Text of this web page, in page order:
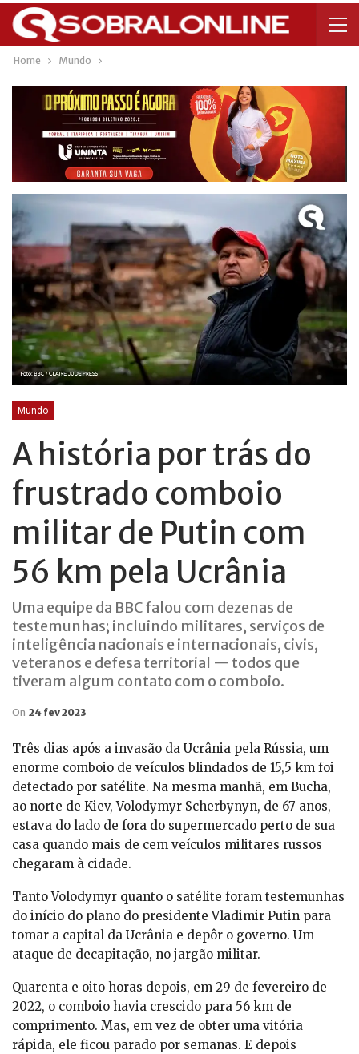
Home Mundo
Mundo
A história por trás do
frustrado comboio
militar de Putin com
56 km pela Ucrânia
Uma equipe da BBC falou com dezenas de
testemunhas; incluindo militares, serviços de
inteligência nacionais e internacionais, civis,
veteranos e defesa territorial — todos que
tiveram algum contato com o comboio.
On 24 fev 2023
Três dias após a invasão da Ucrânia pela Rússia, um
enorme comboio de veículos blindados de 15,5 km foi
detectado por satélite. Na mesma manhã, em Bucha,
ao norte de Kiev, Volodymyr Scherbynyn, de 67 anos,
estava do lado de fora do supermercado perto de sua
casa quando mais de cem veículos militares russos
chegaram à cidade.
Tanto Volodymyr quanto o satélite foram testemunhas
do início do plano do presidente Vladimir Putin para
tomar a capital da Ucrânia e depôr o governo. Um
ataque de decapitação, no jargão militar.
Quarenta e oito horas depois, em 29 de fevereiro de
2022, o comboio havia crescido para 56 km de
comprimento. Mas, em vez de obter uma vitória
rápida, ele ficou parado por semanas. E depois